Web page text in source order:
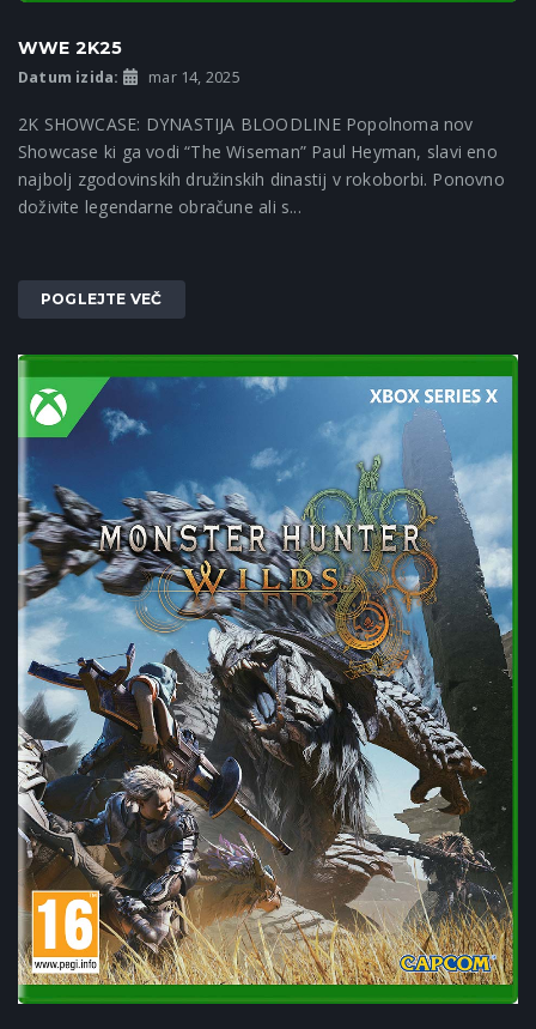
WWE 2K25
Datum izida: mar 14, 2025
2K SHOWCASE: DYNASTIJA BLOODLINE Popolnoma nov
Showcase ki ga vodi “The Wiseman” Paul Heyman, slavi eno
najbolj zgodovinskih družinskih dinastij v rokoborbi. Ponovno
doživite legendarne obračune ali s...
POGLEJTE VEČ